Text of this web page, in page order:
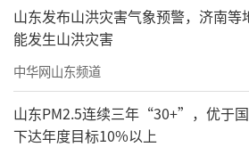
山东发布山洪灾害气象预警，济南等
能发生山洪灾害
中华网山东频道
山东PM2.5连续三年“30+”，优于
下达年度目标10%以上